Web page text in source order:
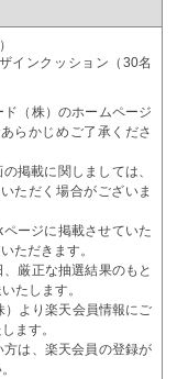
インクッション（30名
（株）のホームページ
らかじめご了承くださ
掲載に関しましては、
ただく場合がございま
ージに掲載させていた
ただきます。
厳正な抽選結果のもと
たします。
より楽天会員情報にご
ます。
は、楽天会員の登録が